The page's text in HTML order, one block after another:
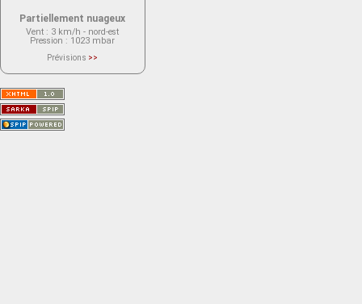
Partiellement nuageux
Vent : 3 km/h - nord-est
Pression : 1023 mbar
Prévisions >>
actuellement aucune prévision
Saint-Nom.
Veuillez consulter le message du
service ci-dessous.
(401 - Invalid API key. Please see
https://openweathermap.org/faq#error401